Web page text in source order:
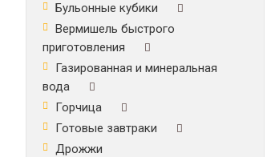
Бульонные кубики
Вермишель быстрого
приготовления
Газированная и минеральная
вода
Горчица
Готовые завтраки
Дрожжи